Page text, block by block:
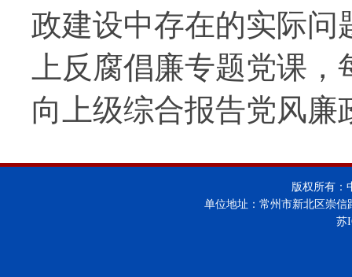
政建设中存在的实际问
上反腐倡廉专题党课
向上级综合报告党风
版权所有：
单位地址：常州市新北区崇
苏